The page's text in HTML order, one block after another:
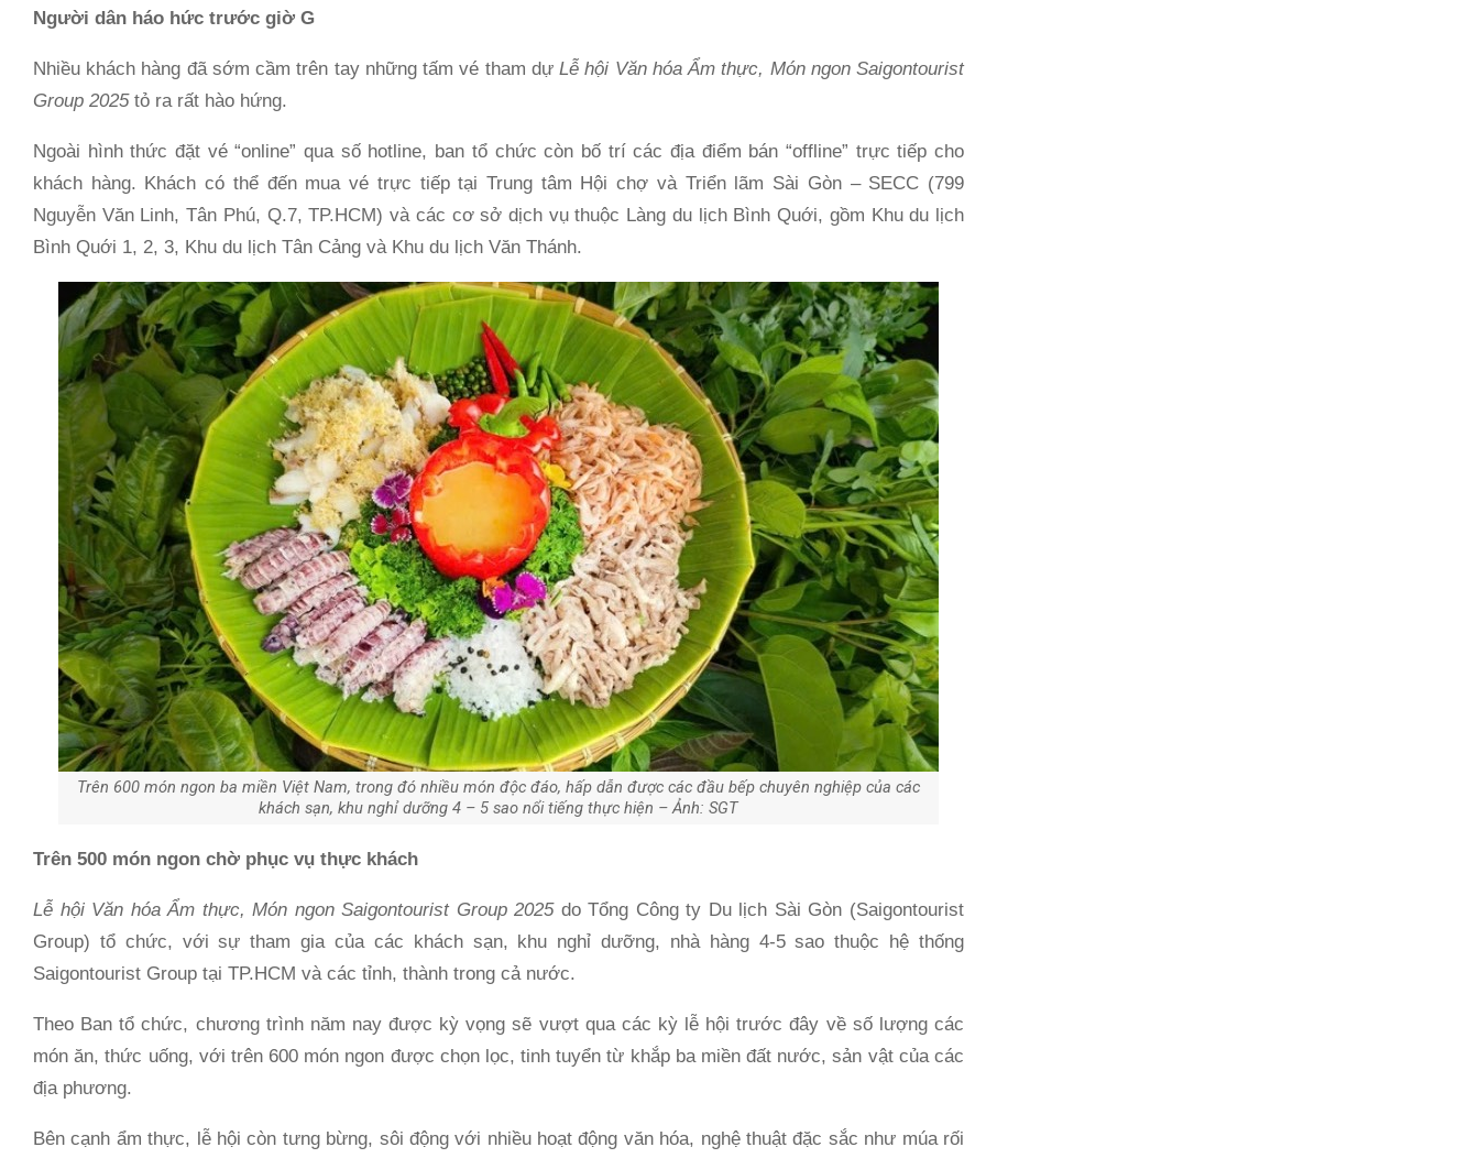
Người dân háo hức trước giờ G
Nhiều khách hàng đã sớm cầm trên tay những tấm vé tham dựLễ hội Văn hóa Ẩm thực, Món ngon Saigontourist
Group 2025 tỏ ra rất hào hứng.
Ngoài hình thức đặt vé “online” qua số hotline, ban tổ chức còn bố trí các địa điểm bán “offline” trực tiếp cho
khách hàng. Khách có thể đến mua vé trực tiếp tại Trung tâm Hội chợ và Triển lãm Sài Gòn – SECC (799
Nguyễn Văn Linh, Tân Phú, Q.7, TP.HCM) và các cơ sở dịch vụ thuộc Làng du lịch Bình Quới, gồm Khu du lịch
Bình Quới 1, 2, 3, Khu du lịch Tân Cảng và Khu du lịch Văn Thánh.
Trên 600 món ngon ba miền Việt Nam, trong đó nhiều món độc đáo, hấp dẫn được các đầu bếp chuyên nghiệp của các
khách sạn, khu nghỉ dưỡng 4 – 5 sao nổi tiếng thực hiện – Ảnh: SGT
Trên 500 món ngon chờ phục vụ thực khách
Lễ hội Văn hóa Ẩm thực, Món ngon Saigontourist Group 2025 do Tổng Công ty Du lịch Sài Gòn (Saigontourist
Group) tổ chức, với sự tham gia của các khách sạn, khu nghỉ dưỡng, nhà hàng 4-5 sao thuộc hệ thống
Saigontourist Group tại TP.HCM và các tỉnh, thành trong cả nước.
Theo Ban tổ chức, chương trình năm nay được kỳ vọng sẽ vượt qua các kỳ lễ hội trước đây về số lượng các
món ăn, thức uống, với trên 600 món ngon được chọn lọc, tinh tuyển từ khắp ba miền đất nước, sản vật của các
địa phương.
Bên cạnh ẩm thực, lễ hội còn tưng bừng, sôi động với nhiều hoạt động văn hóa, nghệ thuật đặc sắc như múa rối